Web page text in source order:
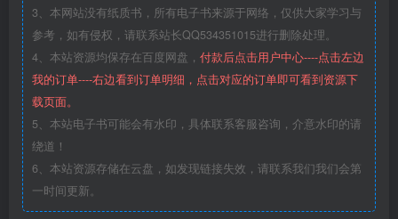
3、本网站没有纸质书，所有电子书来源于网络，仅供大家学习与
参考，如有侵权，请联系站长QQ534351015进行删除处理。
4、本站资源均保存在百度网盘， 付款后点击用户中心----点击左边
我的订单----右边看到订单明细，点击对应的订单即可看到资源下
载页面。
5、本站电子书可能会有水印，具体联系客服咨询，介意水印的请
绕道！
6、本站资源存储在云盘，如发现链接失效，请联系我们我们会第
一时间更新。